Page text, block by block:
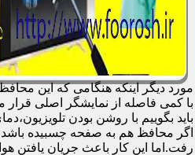
مورد دیگر اینکه هنگامی که این
با کمی فاصله از نمایشگر اصلی قرار
باید بگوییم با روشن بودن
اگر محافظ هم به صفحه چسبیده
رفت.اما این کار باعث جریان یافتن